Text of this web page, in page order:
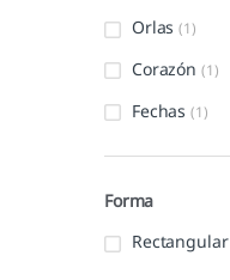
Orlas (1)
Corazón (1)
Fechas (1)
Forma
Rectangular